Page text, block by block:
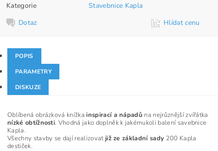
Kategorie
Stavebnice Kapla
Dotaz
Hlídat cenu
POPIS
PARAMETRY
DISKUZE
Oblíbená obrázková knížkainspirací a nápadů na nejrůznější zvířátka
nízké obtížnosti. Vhodná jako doplněk k jakémukoli balení savebnice
Kapla.
Všechny stavby se dají realizovatjiž ze základní sady 200 Kapla
destiček.